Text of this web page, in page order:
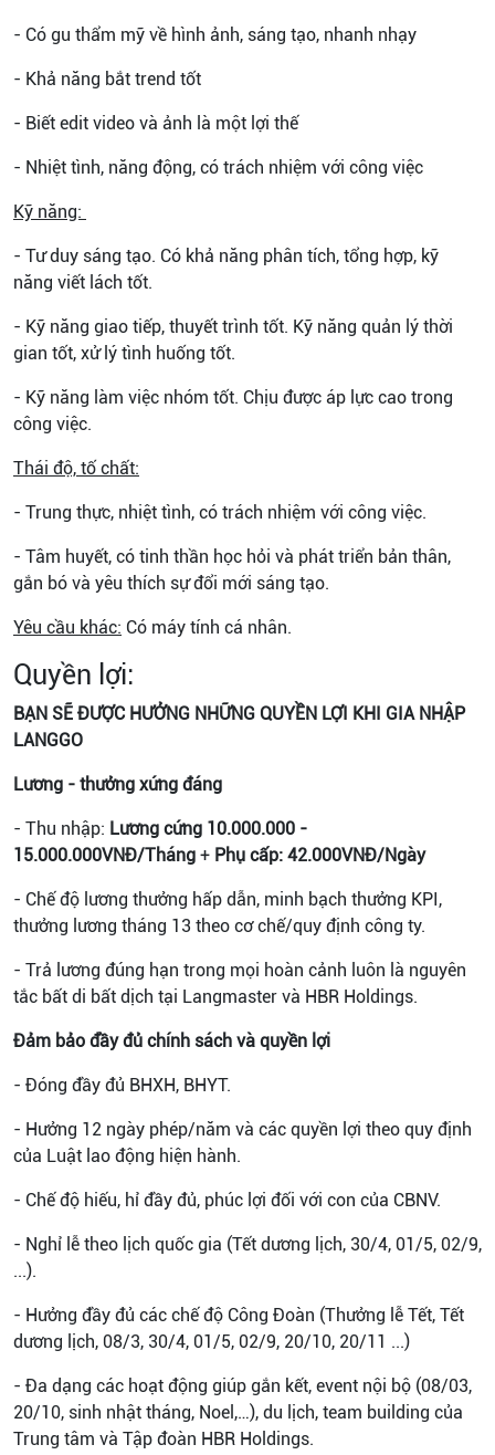
- Có gu thẩm mỹ về hình ảnh, sáng tạo, nhanh nhạy
- Khả năng bắt trend tốt
- Biết edit video và ảnh là một lợi thế
- Nhiệt tình, năng động, có trách nhiệm với công việc
Kỹ năng:
- Tư duy sáng tạo. Có khả năng phân tích, tổng hợp, kỹ
năng viết lách tốt.
- Kỹ năng giao tiếp, thuyết trình tốt. Kỹ năng quản lý thời
gian tốt, xử lý tình huống tốt.
- Kỹ năng làm việc nhóm tốt. Chịu được áp lực cao trong
công việc.
Thái độ, tố chất:
- Trung thực, nhiệt tình, có trách nhiệm với công việc.
- Tâm huyết, có tinh thần học hỏi và phát triển bản thân,
gắn bó và yêu thích sự đổi mới sáng tạo.
Yêu cầu khác: Có máy tính cá nhân.
Quyền lợi:
BẠN SẼ ĐƯỢC HƯỞNG NHỮNG QUYỀN LỢI KHI GIA NHẬP
LANGGO
Lương - thưởng xứng đáng
- Thu nhập: Lương cứng 10.000.000 -
15.000.000VNĐ/Tháng + Phụ cấp: 42.000VNĐ/Ngày
- Chế độ lương thưởng hấp dẫn, minh bạch thưởng KPI,
thưởng lương tháng 13 theo cơ chế/quy định công ty.
- Trả lương đúng hạn trong mọi hoàn cảnh luôn là nguyên
tắc bất di bất dịch tại Langmaster và HBR Holdings.
Đảm bảo đầy đủ chính sách và quyền lợi
- Đóng đầy đủ BHXH, BHYT.
- Hưởng 12 ngày phép/năm và các quyền lợi theo quy định
của Luật lao động hiện hành.
- Chế độ hiếu, hỉ đầy đủ, phúc lợi đối với con của CBNV.
- Nghỉ lễ theo lịch quốc gia (Tết dương lịch, 30/4, 01/5, 02/9,
...).
- Hưởng đầy đủ các chế độ Công Đoàn (Thưởng lễ Tết, Tết
dương lịch, 08/3, 30/4, 01/5, 02/9, 20/10, 20/11 ...)
- Đa dạng các hoạt động giúp gắn kết, event nội bộ (08/03,
20/10, sinh nhật tháng, Noel,…), du lịch, team building của
Trung tâm và Tập đoàn HBR Holdings.